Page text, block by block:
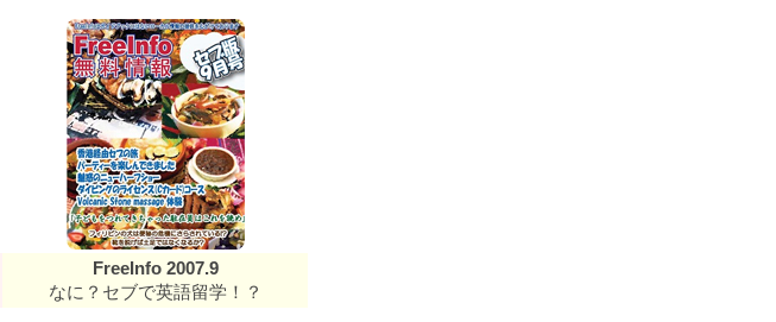
FreeInfo 2007.9
なに？セブで英語留学！？